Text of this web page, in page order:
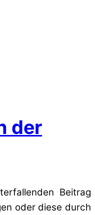
der
Beitrag
oder diese durch